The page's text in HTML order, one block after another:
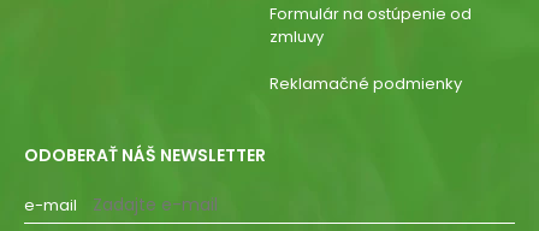
Formulár na ostúpenie od
zmluvy
Reklamačné podmienky
ODOBERAŤ NÁŠ NEWSLETTER
e-mail